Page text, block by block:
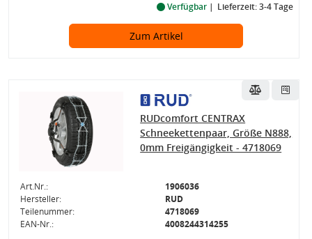
Verfügbar Lieferzeit: 3-4 Tage
Zum Artikel
RUDcomfort CENTRAX
Schneekettenpaar, Größe N888,
0mm Freigängigkeit - 4718069
Art.Nr.:
1906036
Hersteller:
RUD
Teilenummer:
4718069
EAN-Nr.:
4008244314255